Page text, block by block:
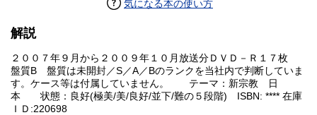
気になる本の使い方
解説
２００７年９月から２００９年１０月放送分ＤＶＤ－Ｒ１７枚
盤質B 盤質は未開封／S／A／Bのランクを当社内で判断していま
す。ケース等は付属していません。 テーマ：新宗教 日
本 状態：良好(極美/美/良好/並下/難の５段階) ISBN: **** 在庫
ＩＤ:220698